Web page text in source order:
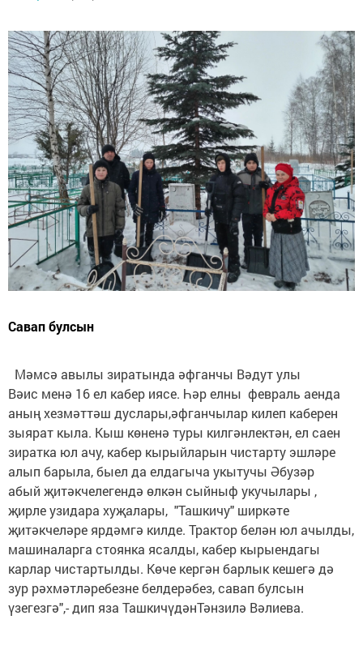
Савап булсын
Мәмсә авылы зиратында әфганчы Вәдут улы
Вәис менә 16 ел кабер иясе. Һәр елны февраль аенда
аның хезмәттәш дуслары,әфганчылар килеп каберен
зыярат кыла. Кыш көненә туры килгәнлектән, ел саен
зиратка юл ачу, кабер кырыйларын чистарту эшләре
алып барыла, быел да елдагыча укытучы Әбузәр
абый җитәкчелегендә өлкән сыйныф укучылары ,
җирле узидара хуҗалары, "Ташкичу" ширкәте
җитәкчеләре ярдәмгә килде. Трактор белән юл ачылды,
машиналарга стоянка ясалды, кабер кырыендагы
карлар чистартылды. Көче кергән барлык кешегә дә
зур рәхмәтләребезне белдерәбез, савап булсын
үзегезгә",- дип яза ТашкичүдәнТәнзилә Вәлиева.